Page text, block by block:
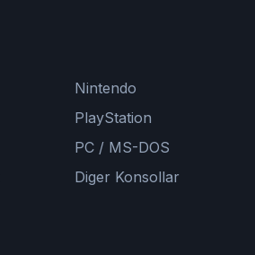
Nintendo
PlayStation
PC / MS-DOS
Diger Konsollar